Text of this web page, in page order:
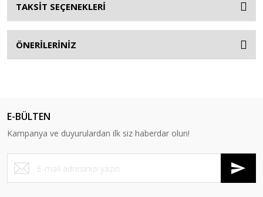
TAKSİT SEÇENEKLERİ
ÖNERİLERİNİZ
E-BÜLTEN
Kampanya ve duyurulardan ilk siz haberdar olun!